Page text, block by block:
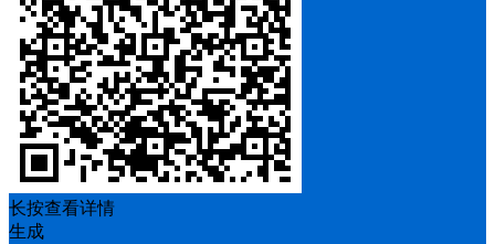
长按查看详情
生成